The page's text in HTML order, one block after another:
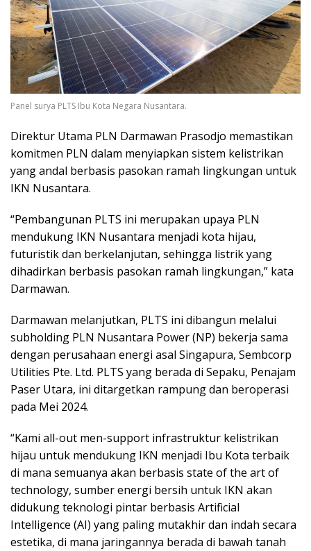
Panel surya PLTS Ibu Kota Negara Nusantara.
Direktur Utama PLN Darmawan Prasodjo memastikan
komitmen PLN dalam menyiapkan sistem kelistrikan
yang andal berbasis pasokan ramah lingkungan untuk
IKN Nusantara.
“Pembangunan PLTS ini merupakan upaya PLN
mendukung IKN Nusantara menjadi kota hijau,
futuristik dan berkelanjutan, sehingga listrik yang
dihadirkan berbasis pasokan ramah lingkungan,” kata
Darmawan.
Darmawan melanjutkan, PLTS ini dibangun melalui
subholding PLN Nusantara Power (NP) bekerja sama
dengan perusahaan energi asal Singapura, Sembcorp
Utilities Pte. Ltd. PLTS yang berada di Sepaku, Penajam
Paser Utara, ini ditargetkan rampung dan beroperasi
pada Mei 2024.
“Kami all-out men-support infrastruktur kelistrikan
hijau untuk mendukung IKN menjadi Ibu Kota terbaik
di mana semuanya akan berbasis state of the art of
technology, sumber energi bersih untuk IKN akan
didukung teknologi pintar berbasis Artificial
Intelligence (AI) yang paling mutakhir dan indah secara
estetika, di mana jaringannya berada di bawah tanah